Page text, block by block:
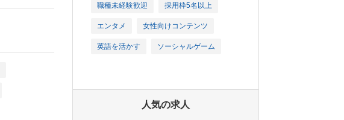
職種未経験歓迎 採用枠5名以上
エンタメ 女性向けコンテンツ
英語を活かす ソーシャルゲーム
人気の求人